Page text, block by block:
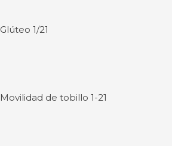
Glúteo 1/21
Movilidad de tobillo 1-21